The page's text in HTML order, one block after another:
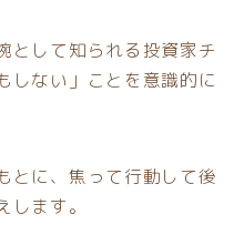
として知られる投資家チ
しない」ことを意識的に
とに、焦って行動して後
ます。